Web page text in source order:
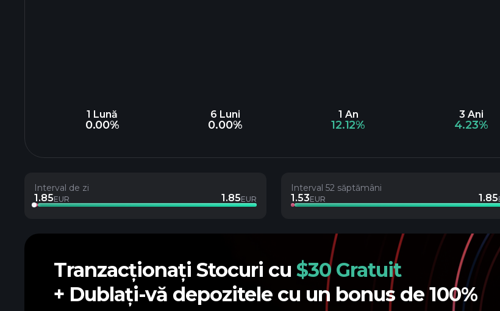
1 Lună
0.00%
6 Luni
0.00%
1 An
12.12%
3 Ani
4.23%
Interval de zi
1.85EUR 1.85EUR
Interval 52 săptămâni
1.53EUR 1.85
Tranzacționați Stocuri cu $30 Gratuit
+ Dublați-vă depozitele cu un bonus de 100%